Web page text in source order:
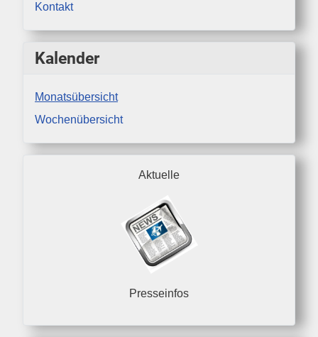
Kontakt
Kalender
Monatsübersicht
Wochenübersicht
Aktuelle
Presseinfos